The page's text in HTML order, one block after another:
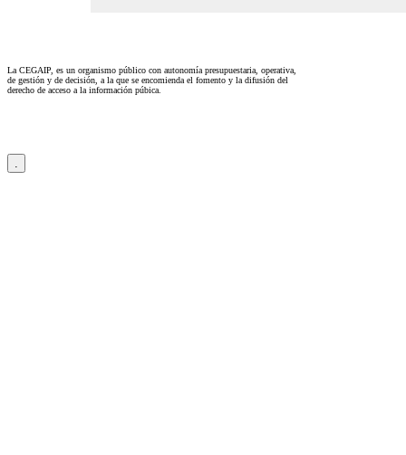
La CEGAIP, es un organismo público con autonomía presupuestaria, operativa,
de gestión y de decisión, a la que se encomienda el fomento y la difusión del
derecho de acceso a la información púbica.